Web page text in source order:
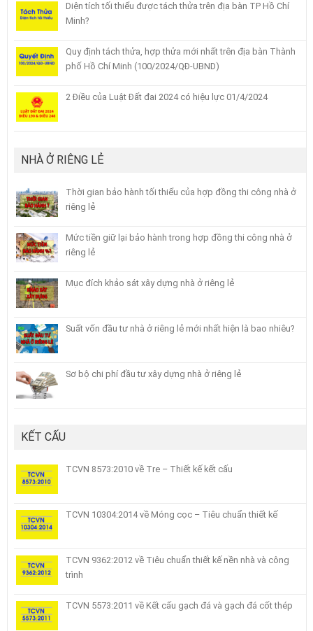
Diện tích tối thiểu được tách thửa trên địa bàn TP Hồ Chí
Minh?
Quy định tách thửa, hợp thửa mới nhất trên địa bàn Thành
phố Hồ Chí Minh (100/2024/QĐ-UBND)
2 Điều của Luật Đất đai 2024 có hiệu lực 01/4/2024
NHÀ Ở RIÊNG LẺ
Thời gian bảo hành tối thiểu của hợp đồng thi công nhà ở
riêng lẻ
Mức tiền giữ lại bảo hành trong hợp đồng thi công nhà ở
riêng lẻ
Mục đích khảo sát xây dựng nhà ở riêng lẻ
Suất vốn đầu tư nhà ở riêng lẻ mới nhất hiện là bao nhiêu?
Sơ bộ chi phí đầu tư xây dựng nhà ở riêng lẻ
KẾT CẤU
TCVN 8573:2010 về Tre – Thiết kế kết cấu
TCVN 10304:2014 về Móng cọc – Tiêu chuẩn thiết kế
TCVN 9362:2012 về Tiêu chuẩn thiết kế nền nhà và công
trình
TCVN 5573:2011 về Kết cấu gạch đá và gạch đá cốt thép